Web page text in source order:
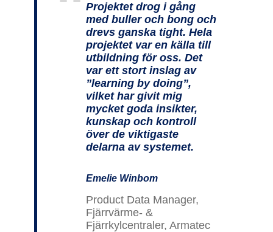
Projektet drog i gång
med buller och bong och
drevs ganska tight. Hela
projektet var en källa till
utbildning för oss. Det
var ett stort inslag av
”learning by doing”,
vilket har givit mig
mycket goda insikter,
kunskap och kontroll
över de viktigaste
delarna av systemet.
Emelie Winbom
Product Data Manager,
Fjärrvärme- &
Fjärrkylcentraler, Armatec